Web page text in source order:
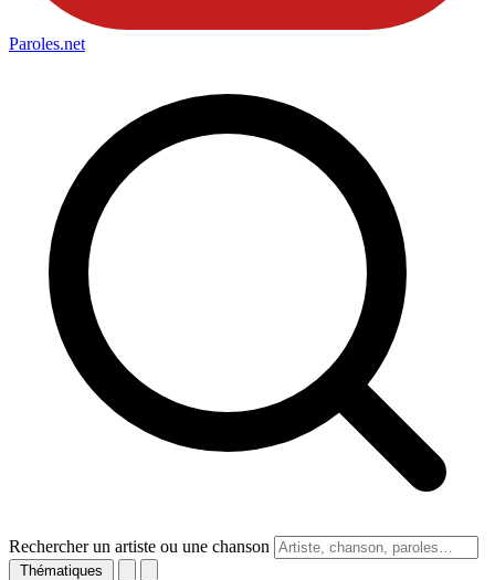
Paroles.net
Rechercher un artiste ou une chanson
Thématiques